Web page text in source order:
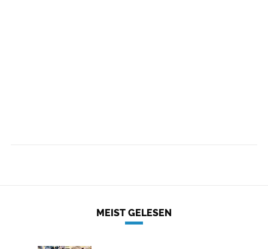
MEIST GELESEN